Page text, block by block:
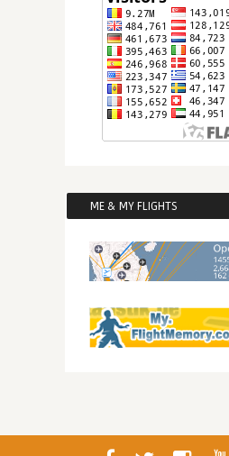
ME & MY FLIGHTS